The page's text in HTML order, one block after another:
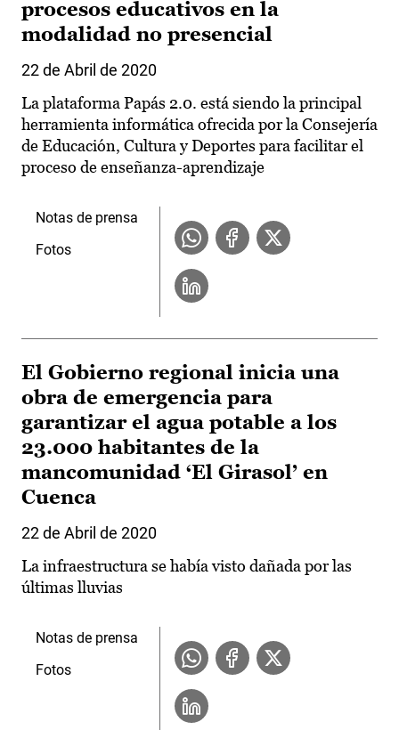
procesos educativos en la
modalidad no presencial
22 de Abril de 2020
La plataforma Papás 2.0. está siendo la principal
herramienta informática ofrecida por la Consejería
de Educación, Cultura y Deportes para facilitar el
proceso de enseñanza-aprendizaje
Notas de prensa
Fotos
El Gobierno regional inicia una
obra de emergencia para
garantizar el agua potable a los
23.000 habitantes de la
mancomunidad ‘El Girasol’ en
Cuenca
22 de Abril de 2020
La infraestructura se había visto dañada por las
últimas lluvias
Notas de prensa
Fotos